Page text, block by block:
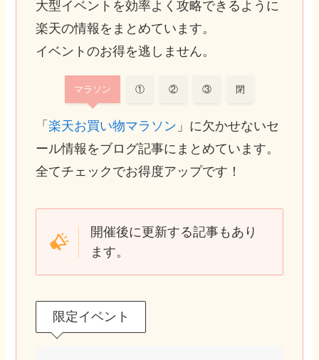
大型イベントを効率よく攻略できるように
楽天の情報をまとめています。
イベントのお得を逃しません。
マラソン ① ② ③ 閉
「楽天お買い物マラソン 」に欠かせないセ
ール情報をブログ記事にまとめています。
全てチェックでお得度アップです！
開催後に更新する記事もあり
ます。
限定イベント